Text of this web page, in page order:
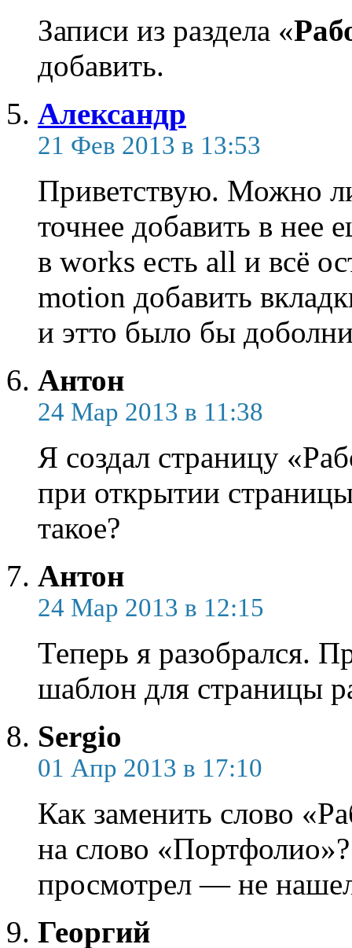
Записи из раздела «
добавить.
Александр
21 Фев 2013 в 13:53
Приветствую. Можно
точнее добавить в нее
в works есть all и всё
motion добавить
и этто было бы
Антон
24 Мар 2013 в 11:38
Я создал страницу
при открытии
такое?
Антон
24 Мар 2013 в 12:15
Теперь я разобрался.
шаблон для страницы
Sergio
01 Апр 2013 в 17:10
Как заменить слово
на слово
просмотрел — не
Георгий